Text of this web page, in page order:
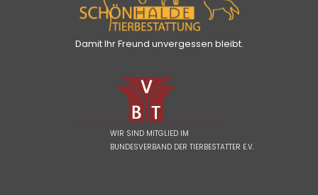
Damit Ihr Freund unvergessen bleibt.
WIR SIND MITGLIED IM
BUNDESVERBAND DER TIERBESTATTER E.V.